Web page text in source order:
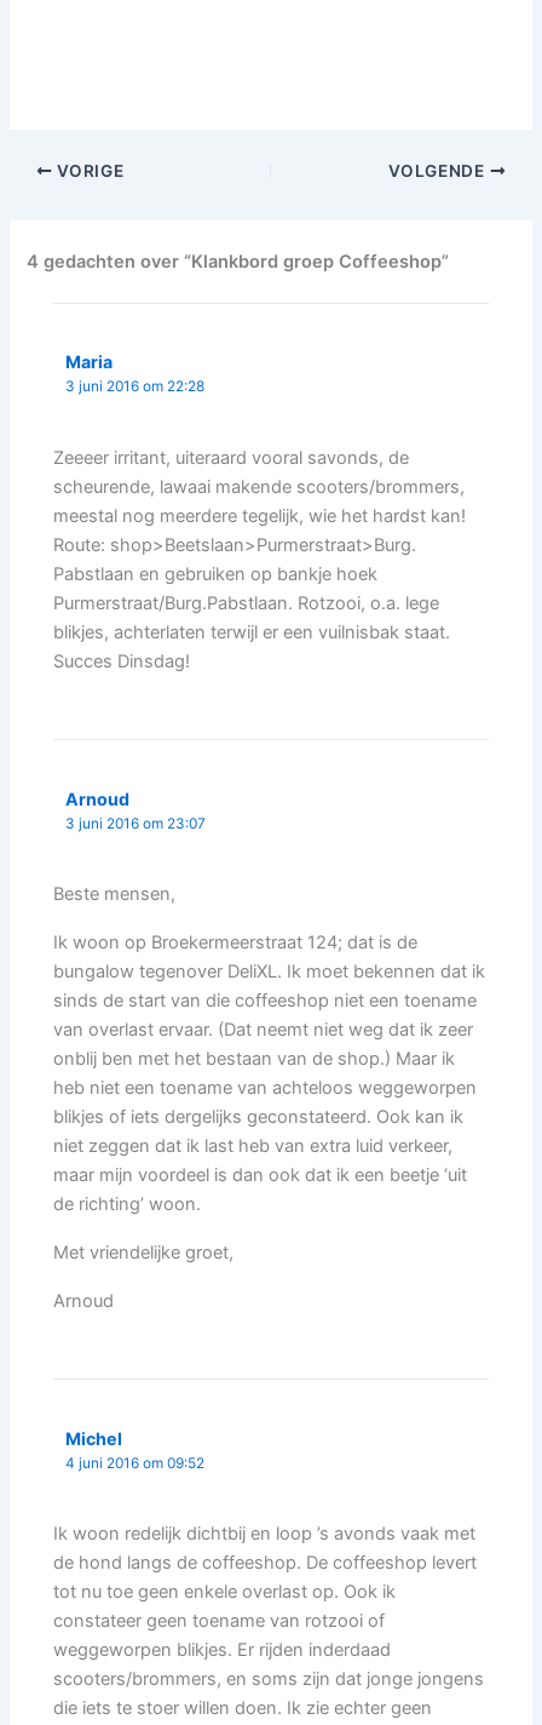
VORIGE VOLGENDE
4 gedachten over “Klankbord groep Coffeeshop”
Maria
3 juni 2016 om 22:28
Zeeeer irritant, uiteraard vooral savonds, de
scheurende, lawaai makende scooters/brommers,
meestal nog meerdere tegelijk, wie het hardst kan!
Route: shop>Beetslaan>Purmerstraat>Burg.
Pabstlaan en gebruiken op bankje hoek
Purmerstraat/Burg.Pabstlaan. Rotzooi, o.a. lege
blikjes, achterlaten terwijl er een vuilnisbak staat.
Succes Dinsdag!
Arnoud
3 juni 2016 om 23:07
Beste mensen,
Ik woon op Broekermeerstraat 124; dat is de
bungalow tegenover DeliXL. Ik moet bekennen dat ik
sinds de start van die coffeeshop niet een toename
van overlast ervaar. (Dat neemt niet weg dat ik zeer
onblij ben met het bestaan van de shop.) Maar ik
heb niet een toename van achteloos weggeworpen
blikjes of iets dergelijks geconstateerd. Ook kan ik
niet zeggen dat ik last heb van extra luid verkeer,
maar mijn voordeel is dan ook dat ik een beetje ‘uit
de richting’ woon.
Met vriendelijke groet,
Arnoud
Michel
4 juni 2016 om 09:52
Ik woon redelijk dichtbij en loop ’s avonds vaak met
de hond langs de coffeeshop. De coffeeshop levert
tot nu toe geen enkele overlast op. Ook ik
constateer geen toename van rotzooi of
weggeworpen blikjes. Er rijden inderdaad
scooters/brommers, en soms zijn dat jonge jongens
die iets te stoer willen doen. Ik zie echter geen